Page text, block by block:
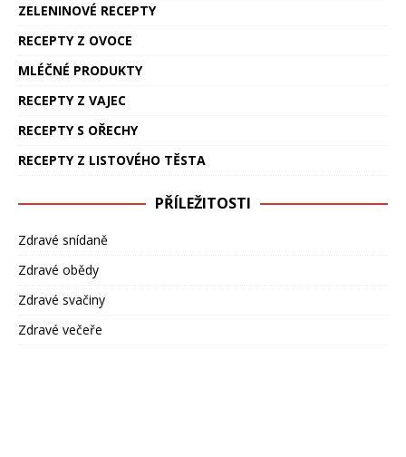
ZELENINOVÉ RECEPTY
RECEPTY Z OVOCE
MLÉČNÉ PRODUKTY
RECEPTY Z VAJEC
RECEPTY S OŘECHY
RECEPTY Z LISTOVÉHO TĚSTA
PŘÍLEŽITOSTI
Zdravé snídaně
Zdravé obědy
Zdravé svačiny
Zdravé večeře